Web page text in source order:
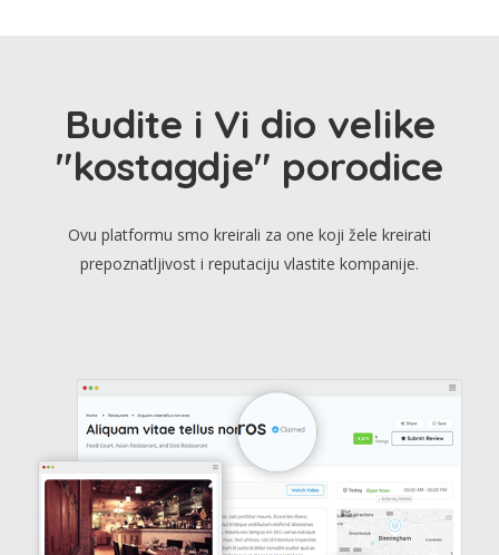
Budite i Vi dio velike
"kostagdje" porodice
Ovu platformu smo kreirali za one koji žele kreirati
prepoznatljivost i reputaciju vlastite kompanije.